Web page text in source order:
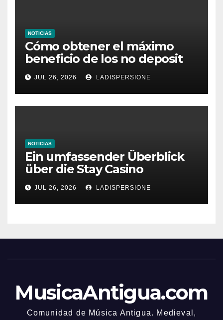
NOTICIAS
Cómo obtener el máximo
beneficio de los no deposit
bonus codes de roby casino
JUL 26, 2026 LADISPERSIONE
NOTICIAS
Ein umfassender Überblick
über die Stay Casino
Bonusbedingungen
JUL 26, 2026 LADISPERSIONE
MusicaAntigua.com
Comunidad de Música Antigua. Medieval,